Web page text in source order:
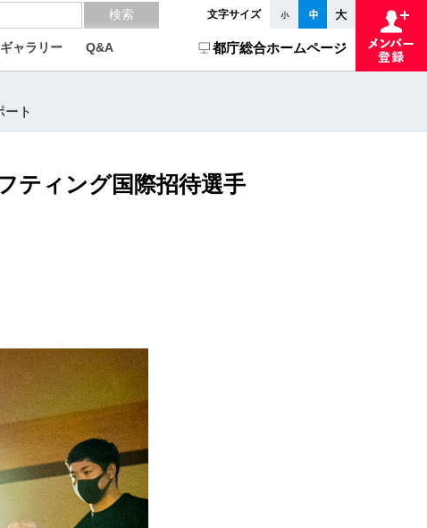
文字サイズ
ギャラリー Q&A 都庁総合ホームページ
ート
ティング国際招待選手